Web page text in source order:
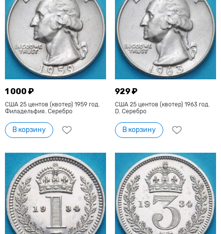
1 000 ₽
США 25 центов (квотер) 1959 год.
Филадельфия. Серебро
В корзину
929 ₽
США 25 центов (квотер) 1963 год.
D. Серебро
В корзину